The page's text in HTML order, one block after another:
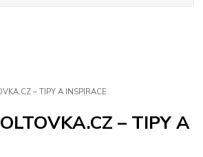
– TIPY A INSPIRACE
– TIPY A